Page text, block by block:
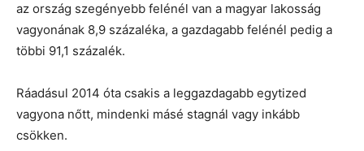
az ország szegényebb felénél van a magyar lakosság
vagyonának 8,9 százaléka, a gazdagabb felénél pedig a
többi 91,1 százalék.
Ráadásul 2014 óta csakis a leggazdagabb egytized
vagyona nőtt, mindenki másé stagnál vagy inkább
csökken.